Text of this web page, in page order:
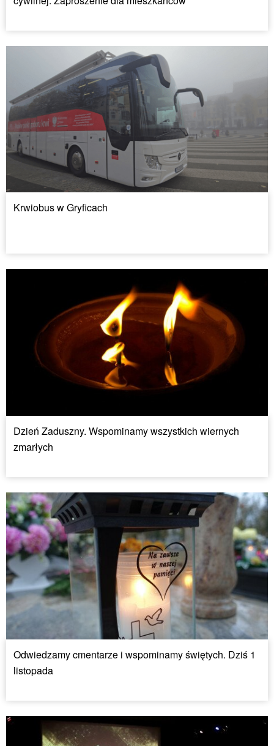
Krwiobus w Gryficach
Dzień Zaduszny. Wspominamy wszystkich wiernych
zmarłych
Odwiedzamy cmentarze i wspominamy świętych. Dziś 1
listopada